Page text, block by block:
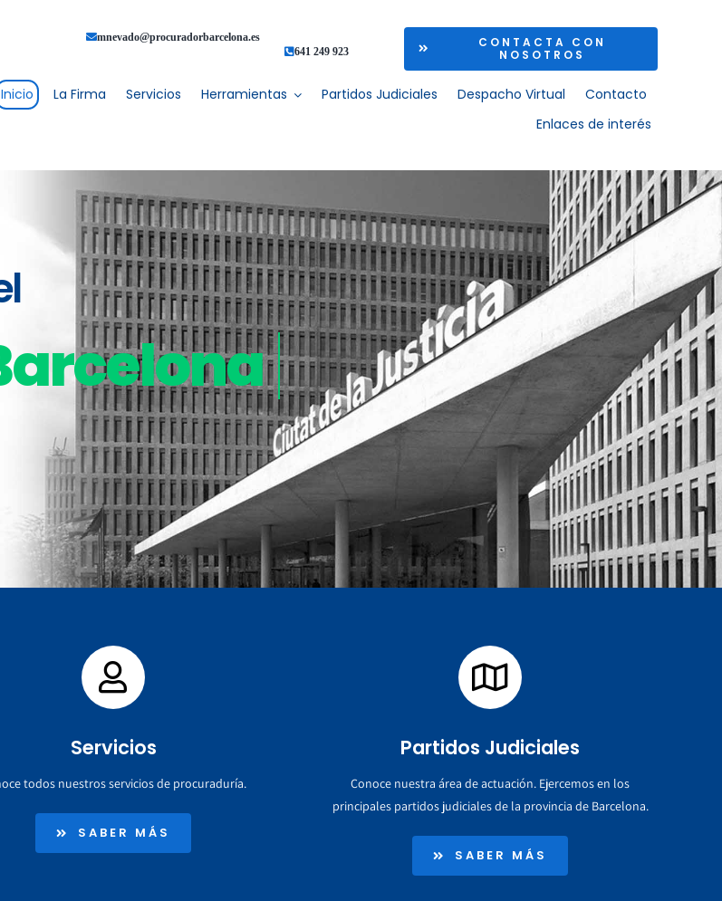
mnevado@procuradorbarcelona.es
641 249 923
CONTACTA CON
NOSOTROS
Inicio La Firma Servicios Herramientas Partidos Judiciales Despacho Virtual
Contacto
Enlaces de interés
Servicios
todos nuestros servicios de procuraduría.
SABER MÁS
Partidos Judiciales
Conoce nuestra área de actuación. Ejercemos en los
principales partidos judiciales de la provincia de Barcelona.
SABER MÁS